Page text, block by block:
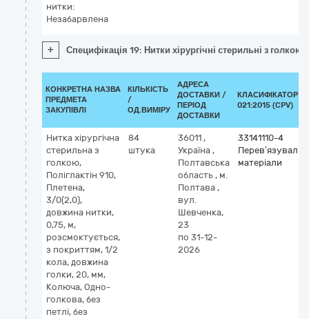
нитки:
Незабарвлена
+ Специфікація 19: Нитки хірургічні стерильні з
КОНКРЕТНА НАЗВА
ПРЕДМЕТА
ЗАКУПІВЛІ
КІЛЬКІСТЬ
/
ОД.ВИМІРУ
АДРЕСА
ДОСТАВКИ /
ПЕРІОД
ДОСТАВКИ
КЛАСИФІКАТОР
021:2015 (CPV)
Нитка хірургічна
стерильна з
голкою,
Поліглактін 910,
Плетена,
3/0(2,0),
довжина нитки,
0,75, м,
розсмоктується,
з покриттям, 1/2
кола, довжина
голки, 20, мм,
Колюча, Одно-
голкова, без
петлі, без
84
штука
36011 ,
Україна ,
Полтавська
область , м.
Полтава ,
вул.
Шевченка,
23
по 31-12-
2026
33141110-4
матеріали